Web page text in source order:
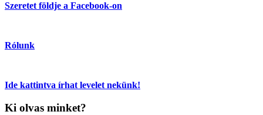
Szeretet földje a Facebook-on
Rólunk
Ide kattintva írhat levelet nekünk!
Ki olvas minket?